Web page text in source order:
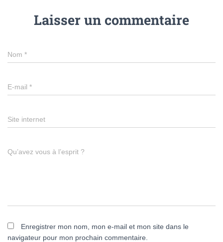
Laisser un commentaire
Nom *
E-mail *
Site internet
Qu’avez vous à l’esprit ?
Enregistrer mon nom, mon e-mail et mon site dans le
navigateur pour mon prochain commentaire.